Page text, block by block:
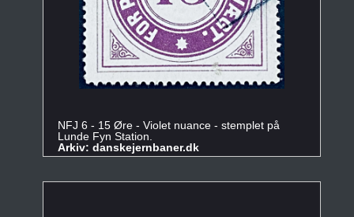
NFJ 6 - 15 Øre - Violet nuance - stemplet på
Lunde Fyn Station.
Arkiv: danskejernbaner.dk